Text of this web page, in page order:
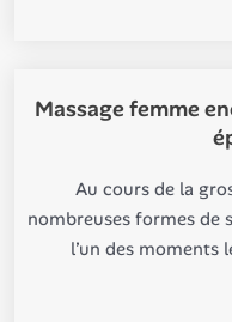
Massage femme
Au cours de la
nombreuses formes de
l’un des moments